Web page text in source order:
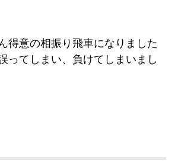
得意の相振り飛車になりました
ってしまい、負けてしまいまし